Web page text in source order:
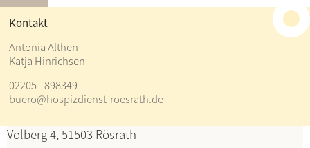
Kontakt
Antonia Althen
Katja Hinrichsen
02205 - 898349
buero@hospizdienst-roesrath.de
Kontakt
Antonia Althen
Katja Hinrichsen
Volberg 4, 51503 Rösrath
≡